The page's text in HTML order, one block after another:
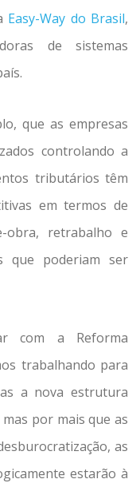
Easy-Way do Brasil,
de sistemas
que as empresas
controlando a
tributários têm
em termos de
obra, retrabalho e
que poderiam ser
com a Reforma
trabalhando para
a nova estrutura
por mais que as
as
estarão à